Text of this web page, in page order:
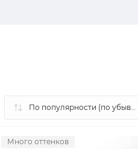
Много оттенков